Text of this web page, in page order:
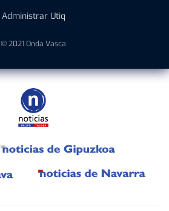
Administrar Utiq
© 2021 Onda Vasca